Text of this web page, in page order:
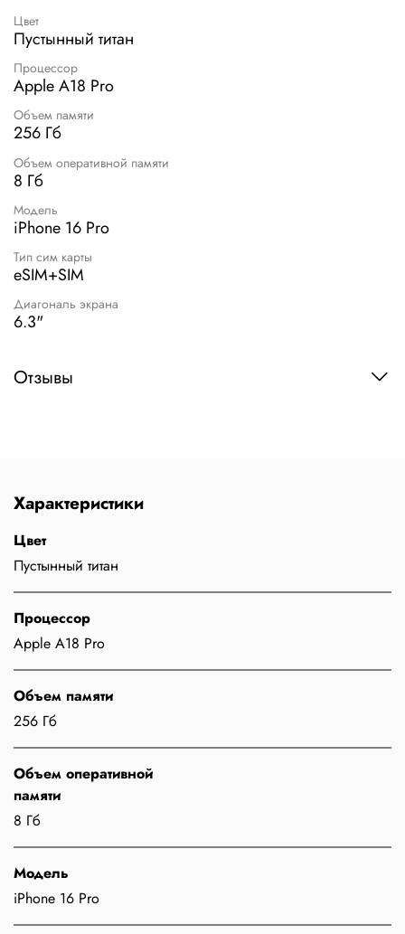
Цвет
Пустынный титан
Процессор
Apple A18 Pro
Объем памяти
256 Гб
Объем оперативной памяти
8 Гб
Модель
iPhone 16 Pro
Тип сим карты
eSIM+SIM
Диагональ экрана
6.3"
Отзывы
Характеристики
Цвет
Пустынный титан
Процессор
Apple A18 Pro
Объем памяти
256 Гб
Объем оперативной
памяти
8 Гб
Модель
iPhone 16 Pro